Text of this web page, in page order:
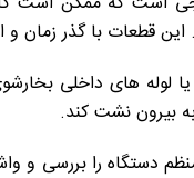
قطعات با گذر زمان
لوله های داخلی
بیرون نشت کند.
دستگاه را بررسی